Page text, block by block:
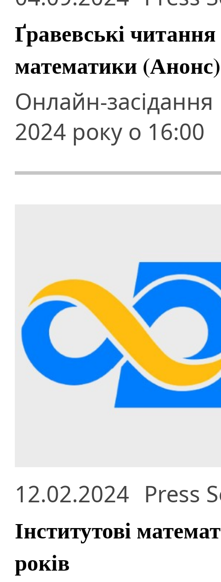
Ґравевські
математики (Анонс)
Онлайн-
2024 року о 16:00
12.02.2024 Press
Інститутові
років